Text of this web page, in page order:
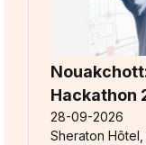
Hackathon
28-09-2026
Sheraton